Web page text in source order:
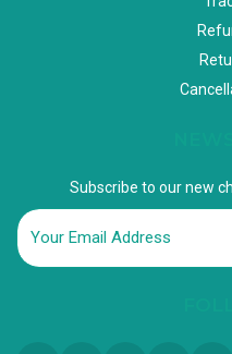
Subscribe to our new